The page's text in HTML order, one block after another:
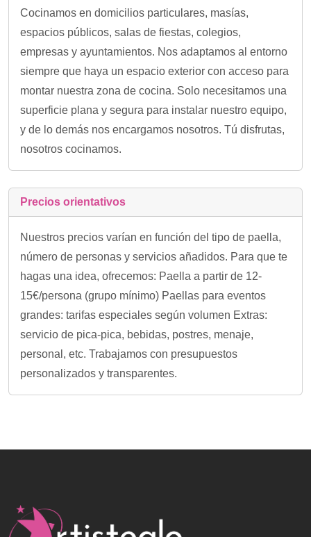
Cocinamos en domicilios particulares, masías,
espacios públicos, salas de fiestas, colegios,
empresas y ayuntamientos. Nos adaptamos al entorno
siempre que haya un espacio exterior con acceso para
montar nuestra zona de cocina. Solo necesitamos una
superficie plana y segura para instalar nuestro equipo,
y de lo demás nos encargamos nosotros. Tú disfrutas,
nosotros cocinamos.
Precios orientativos
Nuestros precios varían en función del tipo de paella,
número de personas y servicios añadidos. Para que te
hagas una idea, ofrecemos: Paella a partir de 12-
15€/persona (grupo mínimo) Paellas para eventos
grandes: tarifas especiales según volumen Extras:
servicio de pica-pica, bebidas, postres, menaje,
personal, etc. Trabajamos con presupuestos
personalizados y transparentes.